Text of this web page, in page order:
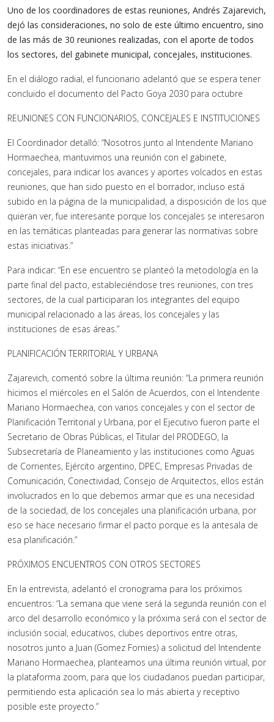
Uno de los coordinadores de estas reuniones, Andrés Zajarevich,
dejó las consideraciones, no solo de este último encuentro, sino
de las más de 30 reuniones realizadas, con el aporte de todos
los sectores, del gabinete municipal, concejales, instituciones.
En el diálogo radial, el funcionario adelantó que se espera tener
concluido el documento del Pacto Goya 2030 para octubre
REUNIONES CON FUNCIONARIOS, CONCEJALES E INSTITUCIONES
El Coordinador detalló: “Nosotros junto al Intendente Mariano
Hormaechea, mantuvimos una reunión con el gabinete,
concejales, para indicar los avances y aportes volcados en estas
reuniones, que han sido puesto en el borrador, incluso está
subido en la página de la municipalidad, a disposición de los que
quieran ver, fue interesante porque los concejales se interesaron
en las temáticas planteadas para generar las normativas sobre
estas iniciativas.”
Para indicar: “En ese encuentro se planteó la metodología en la
parte final del pacto, estableciéndose tres reuniones, con tres
sectores, de la cual participaran los integrantes del equipo
municipal relacionado a las áreas, los concejales y las
instituciones de esas áreas.”
PLANIFICACIÓN TERRITORIAL Y URBANA
Zajarevich, comentó sobre la última reunión: “La primera reunión
hicimos el miércoles en el Salón de Acuerdos, con el Intendente
Mariano Hormaechea, con varios concejales y con el sector de
Planificación Territorial y Urbana, por el Ejecutivo fueron parte el
Secretario de Obras Públicas, el Titular del PRODEGO, la
Subsecretaría de Planeamiento y las instituciones como Aguas
de Corrientes, Ejército argentino, DPEC, Empresas Privadas de
Comunicación, Conectividad, Consejo de Arquitectos, ellos están
involucrados en lo que debemos armar que es una necesidad
de la sociedad, de los concejales una planificación urbana, por
eso se hace necesario firmar el pacto porque es la antesala de
esa planificación.”
PRÓXIMOS ENCUENTROS CON OTROS SECTORES
En la entrevista, adelantó el cronograma para los próximos
encuentros: “La semana que viene será la segunda reunión con el
arco del desarrollo económico y la próxima será con el sector de
inclusión social, educativos, clubes deportivos entre otras,
nosotros junto a Juan (Gomez Fornies) a solicitud del Intendente
Mariano Hormaechea, planteamos una última reunión virtual, por
la plataforma zoom, para que los ciudadanos puedan participar,
permitiendo esta aplicación sea lo más abierta y receptivo
posible este proyecto.”